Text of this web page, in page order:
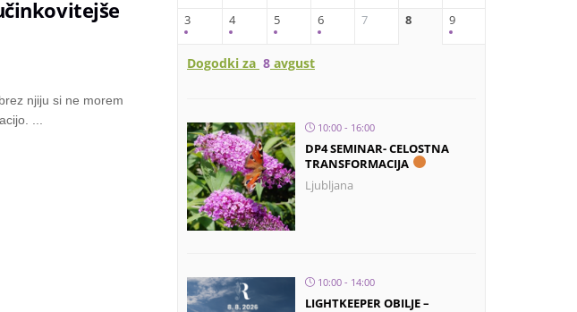
njiju si ne morem
...
3 4 5 6 7 8 9
Dogodki za 8 avgust
10:00 - 16:00
DP4 SEMINAR- CELOSTNA
TRANSFORMACIJA
Ljubljana
10:00 - 14:00
LIGHTKEEPER OBILJE –